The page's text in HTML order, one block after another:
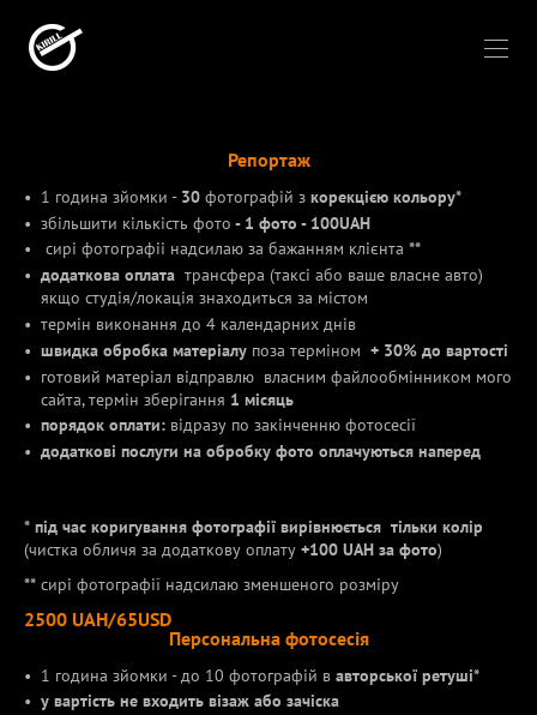
Репортаж
1 година зйомки - 30 фотографій з корекцією кольору*
збільшити кількість фото - 1 фото - 100UAH
сирі фотографіі надсилаю за бажанням клієнта **
додаткова оплата трансфера (таксі або ваше власне авто)
якщо студія/локація знаходиться за містом
термін виконання до 4 календарних днів
швидка обробка матеріалу поза терміном + 30% до вартості
готовий матеріал відправлю власним файлообмінником мого
сайта, термін зберігання 1 місяць
порядок оплати: відразу по закінченню фотосесії
додаткові послуги на обробку фото оплачуються наперед
* під час коригування фотографії вирівнюється тільки колір
(чистка обличя за додаткову оплату +100 UAH за фото)
** сирі фотографії надсилаю зменшеного розміру
2500 UAH/65USD
Персональна фотосесія
1 година зйомки - до 10 фотографій в авторської ретуші*
у вартість не входить візаж або зачіска